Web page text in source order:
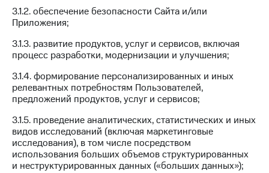
С картой
МТС
Деньги
МТС
Накопления
Откладывайте
деньги
и получайте
доход 15%
Платежи
и
переводы
Обзоры
Скидки
до 40%
на смартфоны
покупке
со связью
МТС
3.1.2. обеспечение безопасности Сайта и/или
Приложения;
3.1.3. развитие продуктов, услуг и сервисов, включая
процесс разработки, модернизации и улучшения;
3.1.4. формирование персонализированных и иных
релевантных потребностям Пользователей,
предложений продуктов, услуг и сервисов;
3.1.5. проведение аналитических, статистических и иных
видов исследований (включая маркетинговые
исследования), в том числе посредством
использования больших объемов структурированных
и неструктурированных данных («больших данных»);